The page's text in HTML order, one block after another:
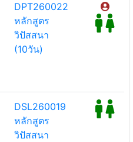
DPT260022
หลักสูตร
วิปัสสนา
(10วัน)
DSL260019
หลักสูตร
วิปัสสนา